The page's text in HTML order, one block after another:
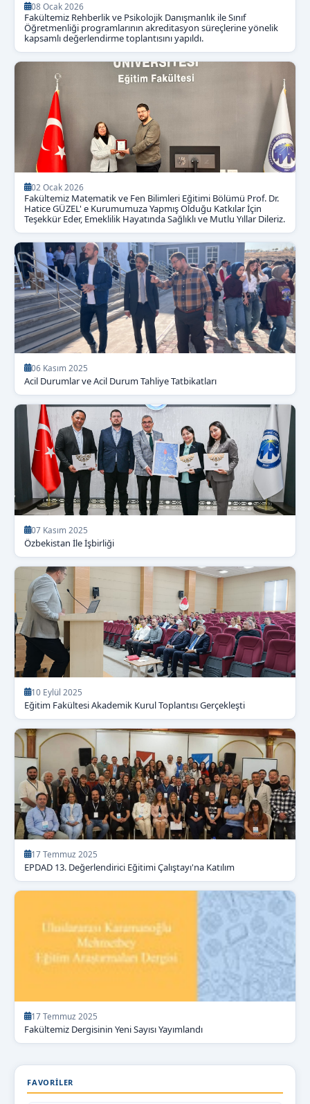
08 Ocak 2026
Fakültemiz Rehberlik ve Psikolojik Danışmanlık ile Sınıf
Öğretmenliği programlarının akreditasyon süreçlerine yönelik
kapsamlı değerlendirme toplantısını yapıldı.
02 Ocak 2026
Fakültemiz Matematik ve Fen Bilimleri Eğitimi Bölümü Prof. Dr.
Hatice GÜZEL' e Kurumumuza Yapmış Olduğu Katkılar İçin
Teşekkür Eder, Emeklilik Hayatında Sağlıklı ve Mutlu Yıllar Dileriz.
06 Kasım 2025
Acil Durumlar ve Acil Durum Tahliye Tatbikatları
07 Kasım 2025
Özbekistan İle İşbirliği
10 Eylül 2025
Eğitim Fakültesi Akademik Kurul Toplantısı Gerçekleşti
17 Temmuz 2025
EPDAD 13. Değerlendirici Eğitimi Çalıştayı'na Katılım
17 Temmuz 2025
Fakültemiz Dergisinin Yeni Sayısı Yayımlandı
FAVORILER